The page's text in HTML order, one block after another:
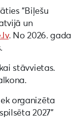
“Biļešu
un
. No 2026. gada
stāvvietas.
organizēta
2027”